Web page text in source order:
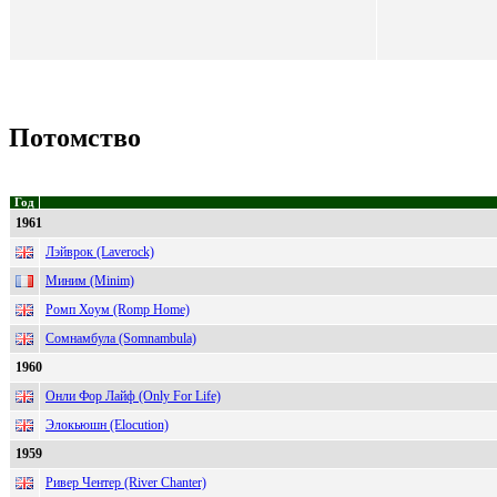
Потомство
Год
1961
Лэйврок (Laverock)
Миним (Minim)
Ромп Хоум (Romp Home)
Сомнамбула (Somnambula)
1960
Онли Фор Лайф (Only For Life)
Элокьюшн (Elocution)
1959
Ривер Чентер (River Chanter)